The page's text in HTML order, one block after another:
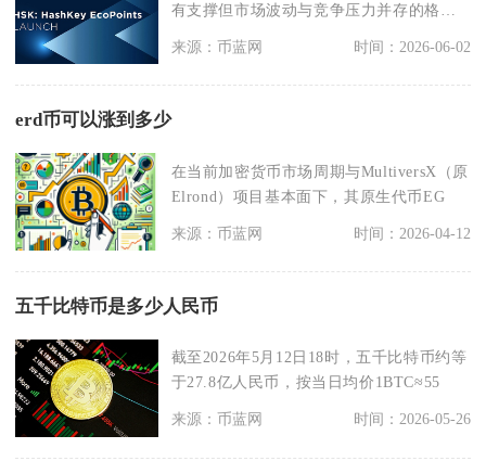
有支撑但市场波动与竞争压力并存的格
来源：币蓝网 时间：2026-06-02
erd币可以涨到多少
在当前加密货币市场周期与MultiversX（原
Elrond）项目基本面下，其原生代币EG
来源：币蓝网 时间：2026-04-12
五千比特币是多少人民币
截至2026年5月12日18时，五千比特币约等
于27.8亿人民币，按当日均价1BTC≈55
来源：币蓝网 时间：2026-05-26